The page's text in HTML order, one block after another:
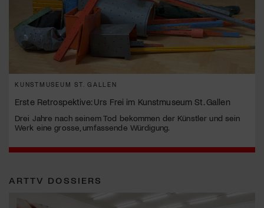
KUNSTMUSEUM ST. GALLEN
Erste Retrospektive: Urs Frei im Kunstmuseum St. Gallen
Drei Jahre nach seinem Tod bekommen der Künstler und sein
Werk eine grosse, umfassende Würdigung.
ARTTV DOSSIERS